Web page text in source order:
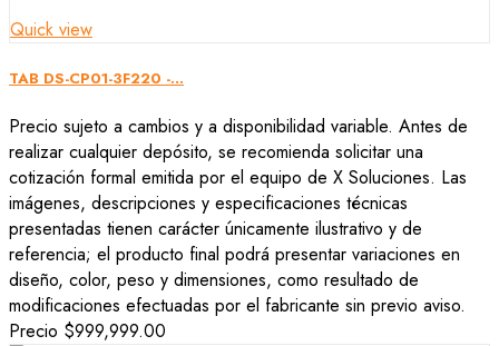
Quick view
TAB DS-CP01-3F220 -...
Precio sujeto a cambios y a disponibilidad variable. Antes de
realizar cualquier depósito, se recomienda solicitar una
cotización formal emitida por el equipo de X Soluciones. Las
imágenes, descripciones y especificaciones técnicas
presentadas tienen carácter únicamente ilustrativo y de
referencia; el producto final podrá presentar variaciones en
diseño, color, peso y dimensiones, como resultado de
modificaciones efectuadas por el fabricante sin previo aviso.
Precio $999,999.00